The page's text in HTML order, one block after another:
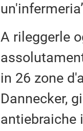
A rileggerle
in 26 zone
Dannecker,
antiebraiche